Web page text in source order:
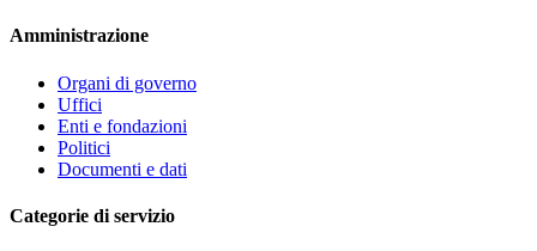
Amministrazione
Organi di governo
Uffici
Enti e fondazioni
Politici
Documenti e dati
Categorie di servizio